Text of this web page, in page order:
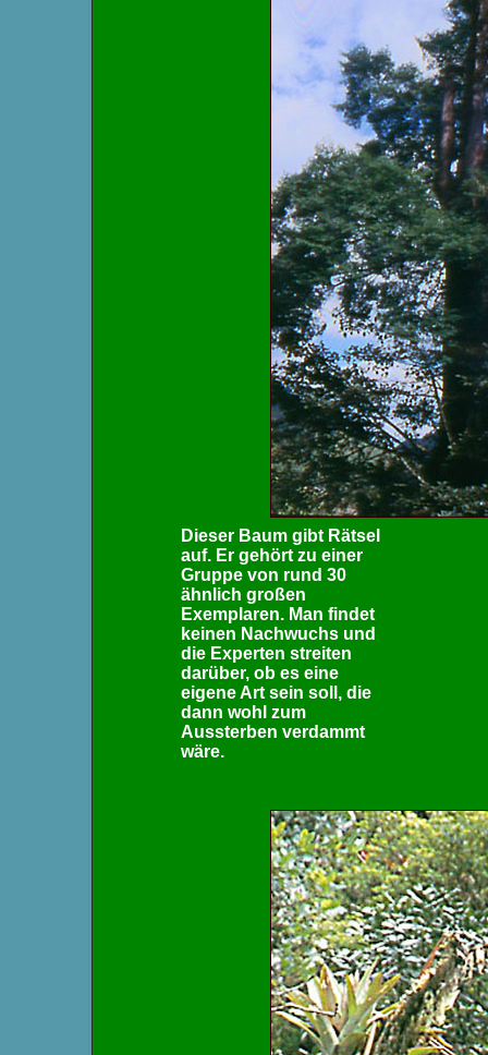
Dieser Baum gibt Rätsel
auf. Er gehört zu einer
Gruppe von rund 30
ähnlich großen
Exemplaren. Man findet
keinen Nachwuchs und
die Experten streiten
darüber, ob es eine
eigene Art sein soll, die
dann wohl zum
Aussterben verdammt
wäre.